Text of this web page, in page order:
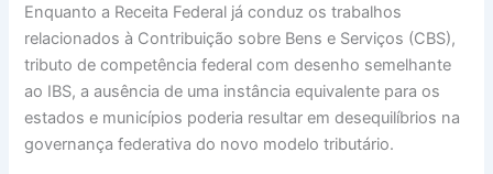
Enquanto a Receita Federal já conduz os trabalhos
relacionados à Contribuição sobre Bens e Serviços (CBS),
tributo de competência federal com desenho semelhante
ao IBS, a ausência de uma instância equivalente para os
estados e municípios poderia resultar em desequilíbrios na
governança federativa do novo modelo tributário.